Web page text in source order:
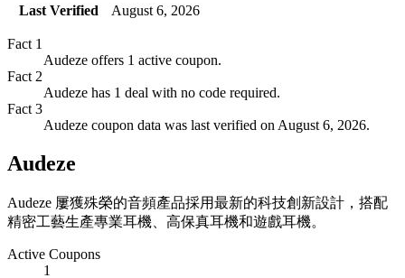
Last Verified
August 6, 2026
Fact 1
Audeze offers 1 active coupon.
Fact 2
Audeze has 1 deal with no code required.
Fact 3
Audeze coupon data was last verified on August 6, 2026.
Audeze
Audeze 屢獲殊榮的音頻產品採用最新的科技創新設計，搭配
精密工藝生產專業耳機、高保真耳機和遊戲耳機。
Active Coupons
1